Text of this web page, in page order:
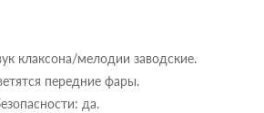
клаксона/мелодии заводские.
передние фары.
да.